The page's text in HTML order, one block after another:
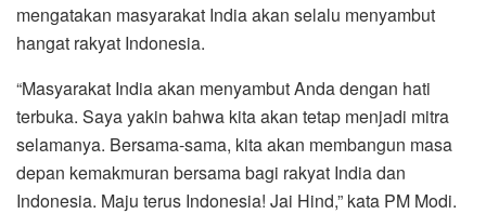
mengatakan masyarakat India akan selalu menyambut
hangat rakyat Indonesia.
“Masyarakat India akan menyambut Anda dengan hati
terbuka. Saya yakin bahwa kita akan tetap menjadi mitra
selamanya. Bersama-sama, kita akan membangun masa
depan kemakmuran bersama bagi rakyat India dan
Indonesia. Maju terus Indonesia! Jai Hind,” kata PM Modi.